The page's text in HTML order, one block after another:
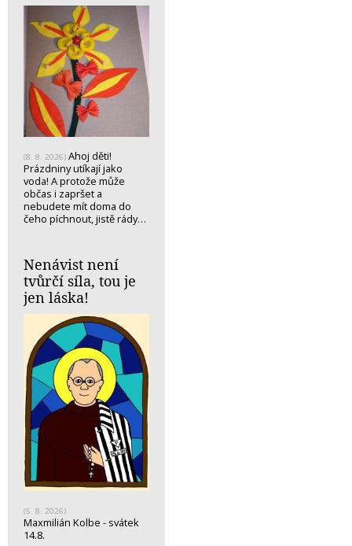
(8. 8. 2026) Ahoj děti!
Prázdniny utíkají jako
voda! A protože může
občas i zapršet a
nebudete mít doma do
čeho píchnout, jistě rády…
Nenávist není
tvůrčí síla, tou je
jen láska!
(5. 8. 2026)
Maxmilián Kolbe - svátek
14.8.